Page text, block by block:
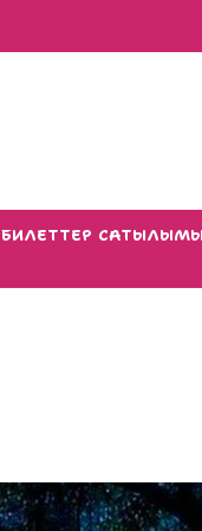
БИЛЕТТЕР САТЫЛЫМЫ